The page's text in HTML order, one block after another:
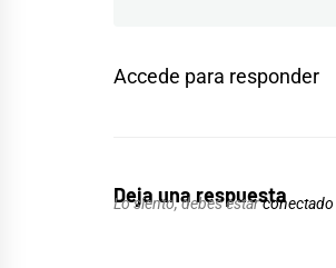
Accede para responder
Deja una respuesta
Lo siento, debes estarconectado